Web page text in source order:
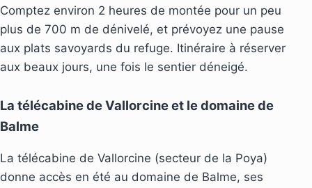
Comptez environ 2 heures de montée pour un peu
plus de 700 m de dénivelé, et prévoyez une pause
aux plats savoyards du refuge. Itinéraire à réserver
aux beaux jours, une fois le sentier déneigé.
La télécabine de Vallorcine et le domaine de
Balme
La télécabine de Vallorcine (secteur de la Poya)
donne accès en été au domaine de Balme, ses